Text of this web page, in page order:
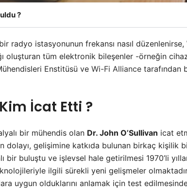
?
radyo istasyonunun frekansı nasıl
oluşturan tüm elektronik bileşenler -örneğin
Enstitüsü ve Wi-Fi Alliance tarafından
İcat Etti ?
bir mühendis olan Dr. John O’Sullivan icat
dolayı, gelişimine katkıda bulunan birkaç kişilik
bir buluştu ve işlevsel hale getirilmesi 1970’li
ilgili sürekli yeni gelişmeler
uygun olduklarını anlamak için test